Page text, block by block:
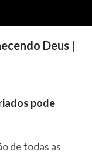
Deus |
pode
de todas as